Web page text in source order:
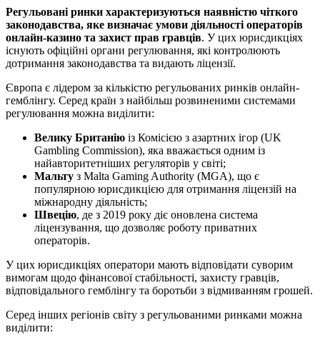
Регульовані ринки характеризуються наявністю чіткого
законодавства, яке визначає умови діяльності операторів
онлайн-казино та захист прав гравців. У цих юрисдикціях
існують офіційні органи регулювання, які контролюють
дотримання законодавства та видають ліцензії.
Європа є лідером за кількістю регульованих ринків онлайн-
гемблінгу. Серед країн з найбільш розвиненими системами
регулювання можна виділити:
Велику Британію із Комісією з азартних ігор (UK
Gambling Commission), яка вважається одним із
найавторитетніших регуляторів у світі;
Мальту з Malta Gaming Authority (MGA), що є
популярною юрисдикцією для отримання ліцензій на
міжнародну діяльність;
Швецію, де з 2019 року діє оновлена система
ліцензування, що дозволяє роботу приватних
операторів.
У цих юрисдикціях оператори мають відповідати суворим
вимогам щодо фінансової стабільності, захисту гравців,
відповідального гемблінгу та боротьби з відмиванням грошей.
Серед інших регіонів світу з регульованими ринками можна
виділити: